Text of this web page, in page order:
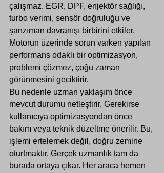
çalışmaz. EGR, DPF, enjektör sağlığı,
turbo verimi, sensör doğruluğu ve
şanzıman davranışı birbirini etkiler.
Motorun üzerinde sorun varken yapılan
performans odaklı bir optimizasyon,
problemi çözmez, çoğu zaman
görünmesini geciktirir.
Bu nedenle uzman yaklaşım önce
mevcut durumu netleştirir. Gerekirse
kullanıcıya optimizasyondan önce
bakım veya teknik düzeltme önerilir. Bu,
işlemi ertelemek değil, doğru zemine
oturtmaktır. Gerçek uzmanlık tam da
burada ortaya çıkar. Her araca hemen